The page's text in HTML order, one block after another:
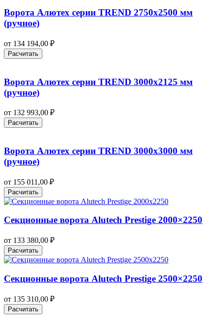
Ворота Алютех серии TREND 2750х2500 мм
(ручное)
от 134 194,00 ₽
Расчитать
Ворота Алютех серии TREND 3000х2125 мм
(ручное)
от 132 993,00 ₽
Расчитать
Ворота Алютех серии TREND 3000х3000 мм
(ручное)
от 155 011,00 ₽
Расчитать
Секционные ворота Alutech Prestige 2000×2250
от 133 380,00 ₽
Расчитать
Секционные ворота Alutech Prestige 2500×2250
от 135 310,00 ₽
Расчитать